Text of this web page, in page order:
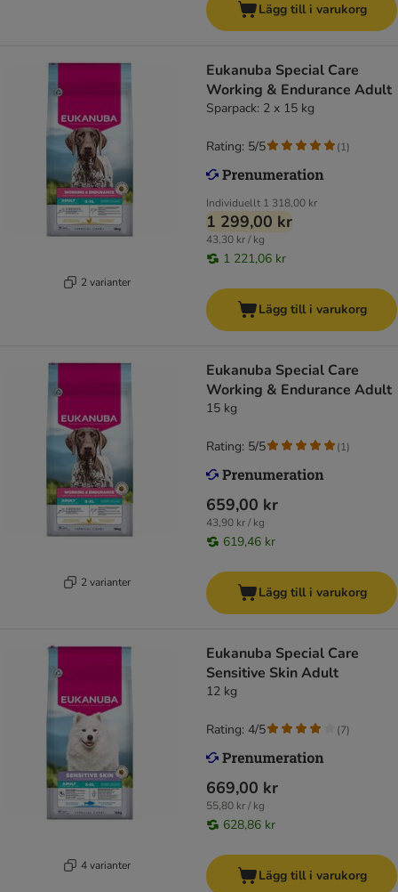
Lägg till i varukorg
2 varianter
Eukanuba Special Care
Working & Endurance Adult
Sparpack: 2 x 15 kg
Individuellt 1 318,00 kr
1 299,00 kr
43,30 kr / kg
1 221,06 kr
Rating: 5/5 (1)
Lägg till i varukorg
2 varianter
Eukanuba Special Care
Working & Endurance Adult
15 kg
659,00 kr
43,90 kr / kg
619,46 kr
Rating: 5/5 (1)
Lägg till i varukorg
4 varianter
Eukanuba Special Care
Sensitive Skin Adult
12 kg
669,00 kr
55,80 kr / kg
628,86 kr
Rating: 4/5 (7)
Lägg till i varukorg